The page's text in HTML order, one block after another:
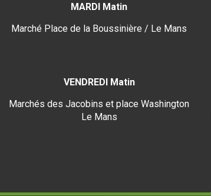
MARDI Matin
Marché Place de la Boussinière / Le Mans
VENDREDI Matin
Marchés des Jacobins et place Washington
Le Mans